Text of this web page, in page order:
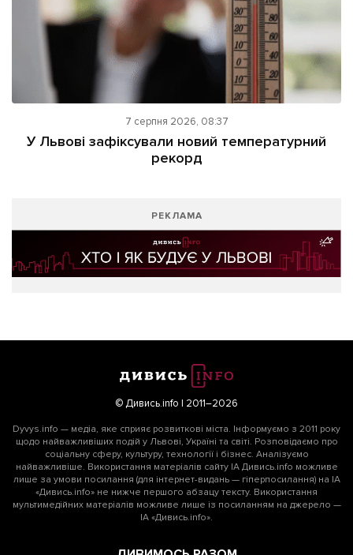
7 серпня 2026, 08:37
У Львові зафіксували новий температурний
рекорд
РЕКЛАМА
© Дивись.info | 2011–2026
Dyvys.info — медіа, яке сприяє розвиткові міста. Інформуємо з 2011 року
щодо найважливіших подій у Львові, Україні та світі. Розповідаємо про
соціальну сферу, культуру, технології і бізнес. Аналізуємо
найважливіше. Використання матеріалів сайту ІА Дивись.info можливе
лише за умови посилання (для інтернет-видань — гіперпосилання) на ІА
«Дивись.info» не нижче першого абзацу тексту. Використання
мультимедійних матеріалів можливе лише із посиланням на джерело —
ІА «Дивись.info».